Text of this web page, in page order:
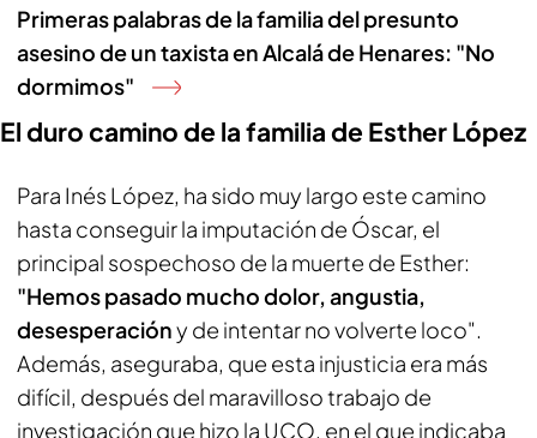
Primeras palabras de la familia del presunto
asesino de un taxista en Alcalá de Henares: "No
dormimos"
El duro camino de la familia de Esther López
Para Inés López, ha sido muy largo este camino
hasta conseguir la imputación de Óscar, el
principal sospechoso de la muerte de Esther:
"Hemos pasado mucho dolor, angustia,
desesperacióny de intentar no volverte loco".
Además, aseguraba, que esta injusticia era más
difícil, después del maravilloso trabajo de
investigación que hizo la UCO, en el que indicaba